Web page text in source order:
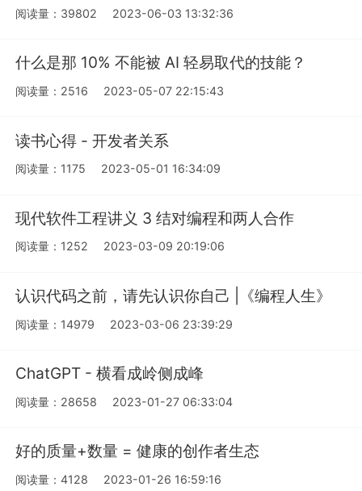
阅读量：39802 2023-06-03 13:32:36
什么是那 10% 不能被 AI 轻易取代的技能？
阅读量：2516 2023-05-07 22:15:43
读书心得 - 开发者关系
阅读量：1175 2023-05-01 16:34:09
现代软件工程讲义 3 结对编程和两人合作
阅读量：1252 2023-03-09 20:19:06
认识代码之前，请先认识你自己 |《编程人生》
阅读量：14979 2023-03-06 23:39:29
ChatGPT - 横看成岭侧成峰
阅读量：28658 2023-01-27 06:33:04
好的质量+数量 = 健康的创作者生态
阅读量：4128 2023-01-26 16:59:16